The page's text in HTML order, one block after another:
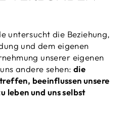
untersucht die Beziehung,
und dem eigenen
unserer eigenen
andere sehen: die
beeinflussen unsere
leben und uns selbst